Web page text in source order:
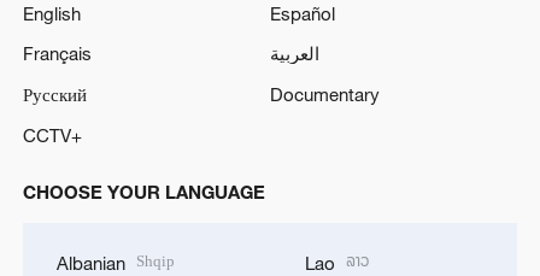
English
Español
Français
العربية
Русский
Documentary
CCTV+
CHOOSE YOUR LANGUAGE
Albanian Shqip Lao ລາວ